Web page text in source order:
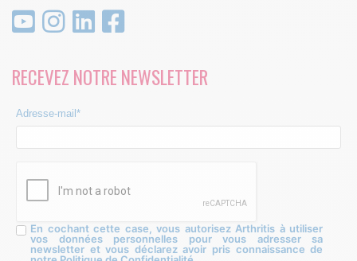
RECEVEZ NOTRE NEWSLETTER
Adresse-mail*
En cochant cette case, vous autorisez Arthritis à utiliser
vos données personnelles pour vous adresser sa
newsletter et vous déclarez avoir pris connaissance de